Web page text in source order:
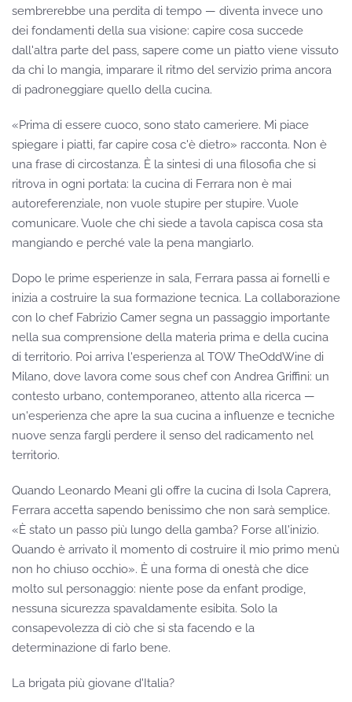
sembrerebbe una perdita di tempo — diventa invece uno
dei fondamenti della sua visione: capire cosa succede
dall'altra parte del pass, sapere come un piatto viene vissuto
da chi lo mangia, imparare il ritmo del servizio prima ancora
di padroneggiare quello della cucina.
«Prima di essere cuoco, sono stato cameriere. Mi piace
spiegare i piatti, far capire cosa c'è dietro» racconta. Non è
una frase di circostanza. È la sintesi di una filosofia che si
ritrova in ogni portata: la cucina di Ferrara non è mai
autoreferenziale, non vuole stupire per stupire. Vuole
comunicare. Vuole che chi siede a tavola capisca cosa sta
mangiando e perché vale la pena mangiarlo.
Dopo le prime esperienze in sala, Ferrara passa ai fornelli e
inizia a costruire la sua formazione tecnica. La collaborazione
con lo chef Fabrizio Camer segna un passaggio importante
nella sua comprensione della materia prima e della cucina
di territorio. Poi arriva l'esperienza al TOW TheOddWine di
Milano, dove lavora come sous chef con Andrea Griffini: un
contesto urbano, contemporaneo, attento alla ricerca —
un'esperienza che apre la sua cucina a influenze e tecniche
nuove senza fargli perdere il senso del radicamento nel
territorio.
Quando Leonardo Meani gli offre la cucina di Isola Caprera,
Ferrara accetta sapendo benissimo che non sarà semplice.
«È stato un passo più lungo della gamba? Forse all'inizio.
Quando è arrivato il momento di costruire il mio primo menù
non ho chiuso occhio». È una forma di onestà che dice
molto sul personaggio: niente pose da enfant prodige,
nessuna sicurezza spavaldamente esibita. Solo la
consapevolezza di ciò che si sta facendo e la
determinazione di farlo bene.
La brigata più giovane d'Italia?